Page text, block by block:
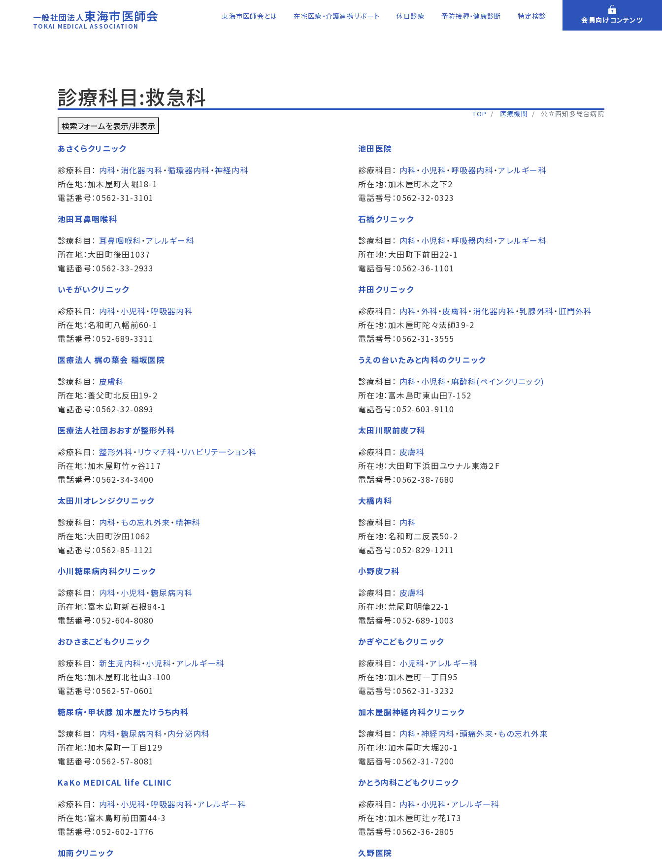
一般社団法人東海市医師会
TOKAI MEDICAL ASSOCIATION
東海市医師会とは 在宅医療・介護連携サポート 休日診療 予防接種・健康診断 特定検診 会員向けコンテンツ
診療科目:救急科
TOP 医療機関 公立西知多総合病院
検索フォームを表示/非表示
あさくらクリニック
診療科目： 内科・ 消化器内科・循環器内科 ・神経内科
所在地：加木屋町大堀18-1
電話番号：0562-31-3101
池田医院
診療科目： 内科・ 小児科・ 呼吸器内科・アレルギー科
所在地：加木屋町木之下2
電話番号：0562-32-0323
池田耳鼻咽喉科
診療科目： 耳鼻咽喉科・アレルギー科
所在地：大田町後田1037
電話番号：0562-33-2933
石橋クリニック
診療科目： 内科・ 小児科・ 呼吸器内科・アレルギー科
所在地：大田町下前田22-1
電話番号：0562-36-1101
いそがいクリニック
診療科目： 内科・ 小児科・ 呼吸器内科
所在地：名和町八幡前60-1
電話番号：052-689-3311
井田クリニック
診療科目： 内科・外科・皮膚科・ 消化器内科・乳腺外科・ 肛門外科
所在地：加木屋町陀々法師39-2
電話番号：0562-31-3555
医療法人 梶の葉会 稲坂医院
診療科目： 皮膚科
所在地：養父町北反田19-2
電話番号：0562-32-0893
うえの台いたみと内科のクリニック
診療科目： 内科・ 小児科・麻酔科(ペインクリニック)
所在地：富木島町東山田7-152
電話番号：052-603-9110
医療法人社団おおすが整形外科
診療科目： 整形外科・ リウマチ科 ・ リハビリテーション科
所在地：加木屋町竹ヶ谷117
電話番号：0562-34-3400
太田川駅前皮フ科
診療科目： 皮膚科
所在地：大田町下浜田ユウナル東海２F
電話番号：0562-38-7680
太田川オレンジクリニック
診療科目： 内科・ もの忘れ外来・精神科
所在地：大田町汐田1062
電話番号：0562-85-1121
大橋内科
診療科目： 内科
所在地：名和町二反表50-2
電話番号：052-829-1211
小川糖尿病内科クリニック
診療科目： 内科・ 小児科・糖尿病内科
所在地：富木島町新石根84-1
電話番号：052-604-8080
小野皮フ科
診療科目： 皮膚科
所在地：荒尾町明倫22-1
電話番号：052-689-1003
おひさまこどもクリニック
診療科目： 新生児内科・小児科・アレルギー科
所在地：加木屋町北社山3-100
電話番号：0562-57-0601
かぎやこどもクリニック
診療科目： 小児科 ・アレルギー科
所在地：加木屋町一丁目95
電話番号：0562-31-3232
糖尿病・甲状腺 加木屋たけうち内科
診療科目： 内科・糖尿病内科・内分泌内科
所在地：加木屋町一丁目129
電話番号：0562-57-8081
加木屋脳神経内科クリニック
診療科目： 内科・神経内科 ・頭痛外来・もの忘れ外来
所在地：加木屋町大堀20-1
電話番号：0562-31-7200
KaKo MEDICAL life CLINIC
診療科目： 内科・ 小児科・ 呼吸器内科・アレルギー科
所在地：富木島町前田面44-3
電話番号：052-602-1776
かとう内科こどもクリニック
診療科目： 内科・ 小児科・アレルギー科
所在地：加木屋町辻ヶ花173
電話番号：0562-36-2805
加南クリニック
久野医院